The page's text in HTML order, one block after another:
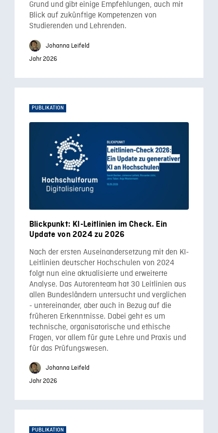
Grund und gibt einige Empfehlungen, auch mit
Blick auf zukünftige Kompetenzen von
Studierenden und Lehrenden.
Johanna Leifeld
Jahr 2026
PUBLIKATION
Blickpunkt: KI-Leitlinien im Check. Ein
Update von 2024 zu 2026
Nach der ersten Auseinandersetzung mit den KI-
Leitlinien deutscher Hochschulen von 2024
folgt nun eine aktualisierte und erweiterte
Analyse. Das Autorenteam hat 30 Leitlinien aus
allen Bundesländern untersucht und verglichen
- untereinander, aber auch in Bezug auf die
früheren Erkenntnisse. Dabei geht es um
technische, organisatorische und ethische
Fragen, vor allem für gute Lehre und Praxis und
für das Prüfungswesen.
Johanna Leifeld
Jahr 2026
PUBLIKATION